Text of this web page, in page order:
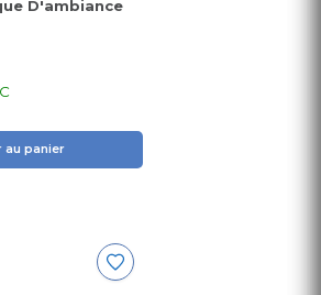
D'ambiance
au panier